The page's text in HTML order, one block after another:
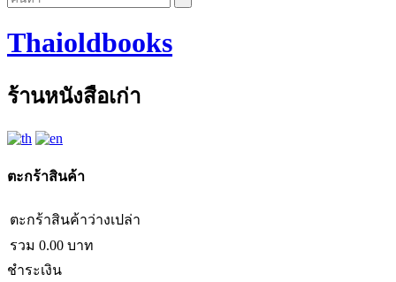
Thaioldbooks
ร้านหนังสือเก่า
ตะกร้าสินค้า
ตะกร้าสินค้าว่างเปล่า
รวม 0.00 บาท
ชำระเงิน